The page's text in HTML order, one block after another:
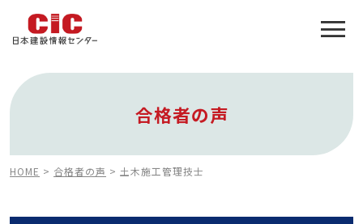
合格者の声
HOME > 合格者の声 > 土木施工管理技士